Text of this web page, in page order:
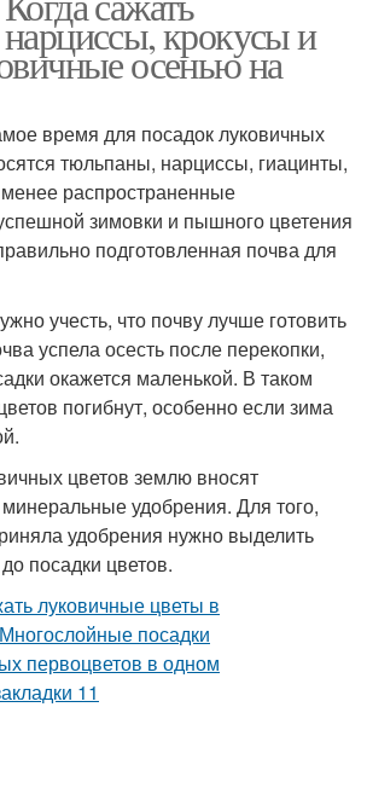
крокусы и
осенью на
время для посадок луковичных
тюльпаны, нарциссы, гиацинты,
распространенные
зимовки и пышного цветения
подготовленная почва для
учесть, что почву лучше готовить
успела осесть после перекопки,
окажется маленькой. В таком
погибнут, особенно если зима
цветов землю вносят
удобрения. Для того,
удобрения нужно выделить
посадки цветов.